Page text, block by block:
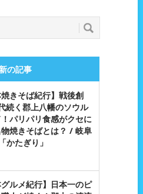
の記事
焼きそば紀行】戦後創
続く郡上八幡のソウル
パリパリ食感がクセに
焼きそばとは？ / 岐阜
かたぎり」
グルメ紀行】日本一のピ